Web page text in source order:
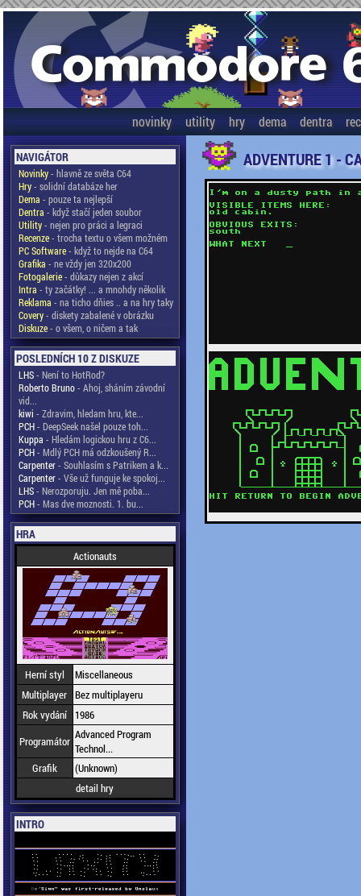
novinky utility hry dema dentra
NAVIGÁTOR
Novinky- hlavně ze světa C64
Hry- solidní databáze her
Dema - pouze ta nejlepší
Dentra - když stačí jeden soubor
Utility- nejen pro práci a legraci
Recenze- trocha textu o všem možném
PC Software- když to nejde na C64
Grafika - ne vždy jen 320x200
Fotogalerie- důkazy nejen z akcí
Intra - ty začátky! ... a mnohdy několik
Reklama - na ticho dňies .. a na hry taky
Covery- diskety zabalené v obrázku
Diskuze- o všem, o ničem a tak
POSLEDNÍCH 10 Z DISKUZE
LHS- Není to HotRod?
Roberto Bruno- Ahoj, sháním závodní
vid...
kiwi - Zdravim, hledam hru, kte...
PCH- DeepSeek našel pouze toh...
Kuppa - Hledám logickou hru z C6...
PCH- Mdlý PCH má odzkoušený R...
Carpenter- Souhlasím s Patrikem a k...
Carpenter- Vše už funguje ke spokoj...
LHS- Nerozporuju. Jen mě poba...
PCH- Mas dve moznosti. 1. bu...
HRA
Actionauts
Herní styl
Miscellaneous
Multiplayer Bez multiplayeru
Rok vydání
1986
Programátor Advanced Program
Technol...
Grafik
(Unknown)
detail hry
INTRO
ADVENTURE 1 -